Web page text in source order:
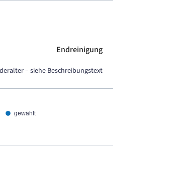
Endreinigung
– siehe Beschreibungstext
gewählt